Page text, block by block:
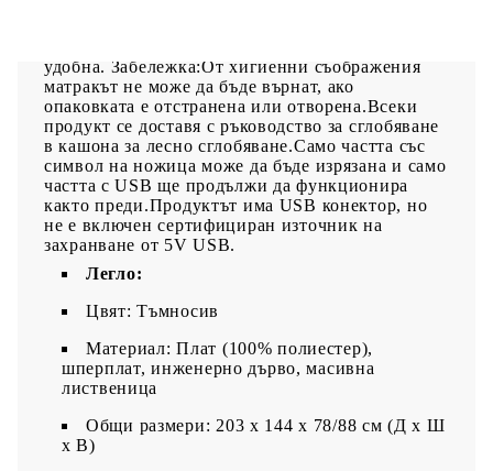
удобна. Забележка:От хигиенни съображения
матракът не може да бъде върнат, ако
опаковката е отстранена или отворена.Всеки
продукт се доставя с ръководство за сглобяване
в кашона за лесно сглобяване.Само частта със
символ на ножица може да бъде изрязана и само
частта с USB ще продължи да функционира
както преди.Продуктът има USB конектор, но
не е включен сертифициран източник на
захранване от 5V USB.
Легло:
Цвят: Тъмносив
Материал: Плат (100% полиестер),
шперплат, инженерно дърво, масивна
лиственица
Общи размери: 203 x 144 x 78/88 см (Д x Ш
x В)